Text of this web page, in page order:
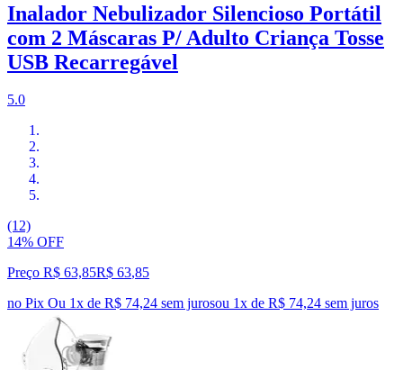
Inalador Nebulizador Silencioso Portátil
com 2 Máscaras P/ Adulto Criança Tosse
USB Recarregável
5.0
(12)
14% OFF
Preço R$ 63,85R$ 63,85
no Pix Ou 1x de R$ 74,24 sem jurosou 1x de R$ 74,24 sem juros